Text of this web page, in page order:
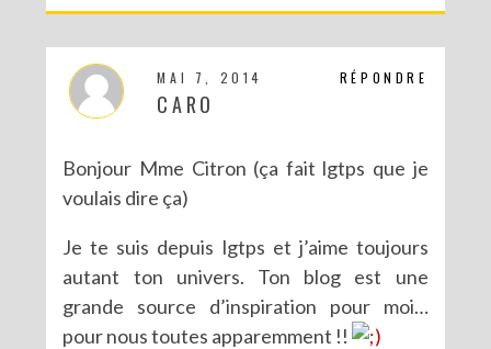
RÉPONDRE
MAI 7, 2014
CARO
Bonjour Mme Citron (ça fait lgtps que je
voulais dire ça)
Je te suis depuis lgtps et j’aime toujours
autant ton univers. Ton blog est une
grande source d’inspiration pour moi…
pour nous toutes apparemment !!